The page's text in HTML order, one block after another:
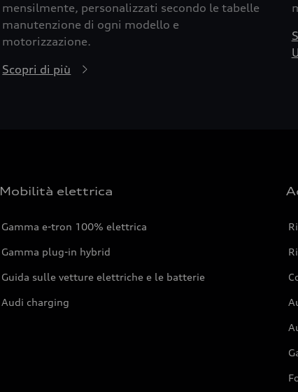
mensilmente, personalizzati secondo le tabelle
manutenzione di ogni modello e
motorizzazione.
Scopri di più
Mobilità elettrica
Gamma e-tron 100% elettrica
Gamma plug-in hybrid
Guida sulle vetture elettriche e le batterie
Audi charging